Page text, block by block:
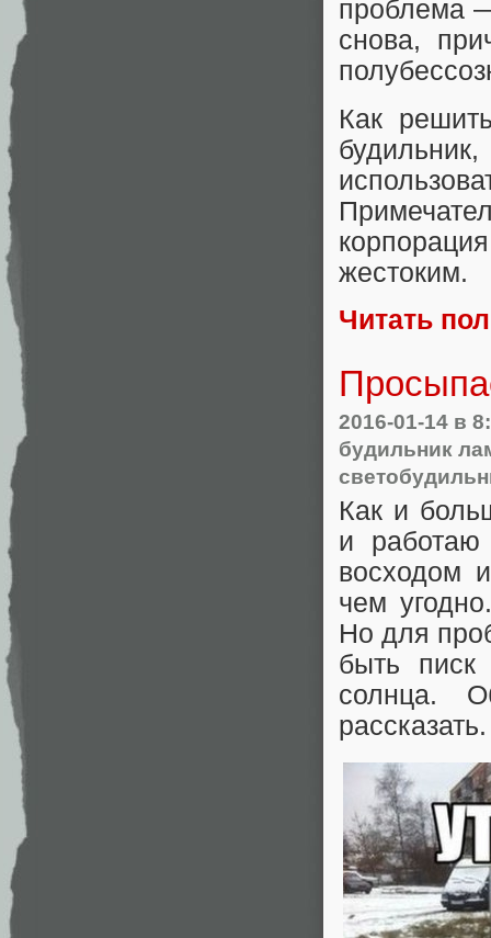
проблема
снова,
Как
жестоким.
Читать
2016-01-14 в
будильник
Как и
и работаю
восходом
чем
Но для
быть писк
солнца.
рассказать.